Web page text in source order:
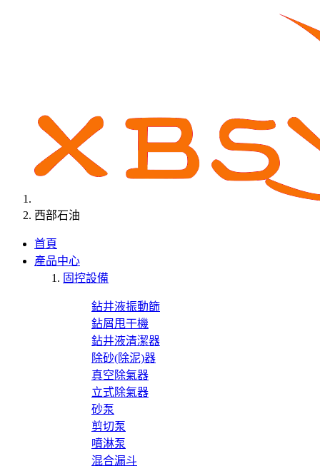
西部石油
首頁
產品中心
固控設備
鉆井液振動篩
鉆屑甩干機
鉆井液清潔器
除砂(除泥)器
真空除氣器
立式除氣器
砂泵
剪切泵
噴淋泵
混合漏斗